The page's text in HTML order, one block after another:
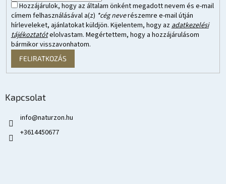
Hozzájárulok, hogy az általam önként megadott nevem és e-mail
címem felhasználásával a(z) *cég neverészemre e-mail útján
hírleveleket, ajánlatokat küldjön. Kijelentem, hogy az adatkezelési
tájékoztatótelolvastam. Megértettem, hogy a hozzájárulásom
bármikor visszavonhatom.
FELIRATKOZÁS
Kapcsolat
info@naturzon.hu
+3614450677